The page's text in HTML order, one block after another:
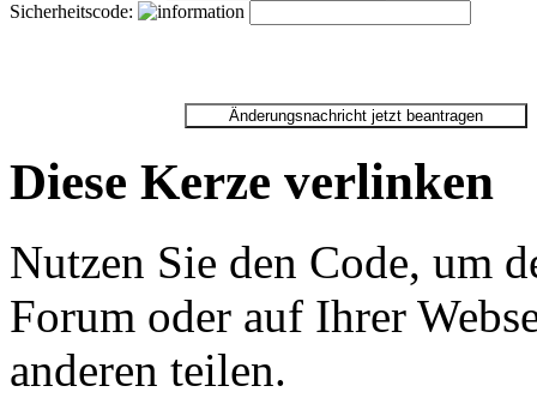
Sicherheitscode:
Diese Kerze verlinken
Nutzen Sie den Code, um
Forum oder auf Ihrer
anderen teilen.